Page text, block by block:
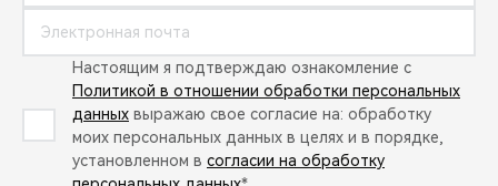
Настоящим я подтверждаю ознакомление с
Политикой в отношении обработки персональных
данных выражаю свое согласие на: обработку
моих персональных данных в целях и в порядке,
установленном в согласии на обработку